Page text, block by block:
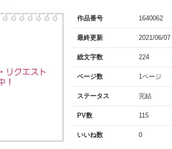
作品番号 1640062
最終更新 2021/06/07
総文字数 224
ページ数 1ページ
ステータス 完結
PV数 115
いいね数 0